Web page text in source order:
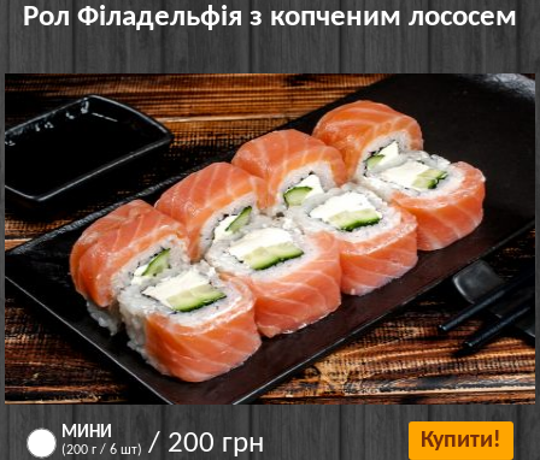
Рол Філадельфія з копченим лососем
МИНИ
(200 г / 6 шт) / 200 грн Купити!